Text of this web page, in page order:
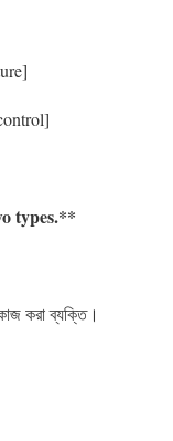
types.**
করা ব্যক্তি।